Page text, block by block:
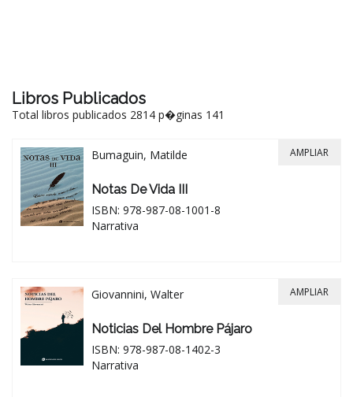
Libros Publicados
Total libros publicados 2814 p�ginas 141
Bumaguin, Matilde
Notas De Vida III
ISBN: 978-987-08-1001-8
Narrativa
AMPLIAR
Giovannini, Walter
Noticias Del Hombre Pájaro
ISBN: 978-987-08-1402-3
Narrativa
AMPLIAR